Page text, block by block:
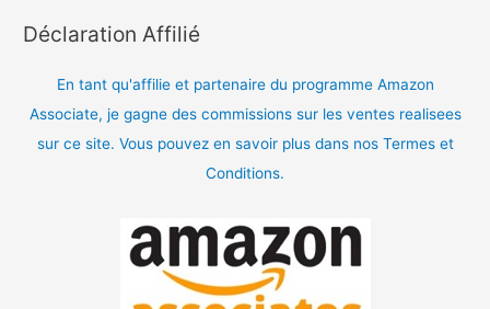
Déclaration Affilié
En tant qu'affilie et partenaire du programme Amazon
Associate, je gagne des commissions sur les ventes realisees
sur ce site. Vous pouvez en savoir plus dans nos Termes et
Conditions.